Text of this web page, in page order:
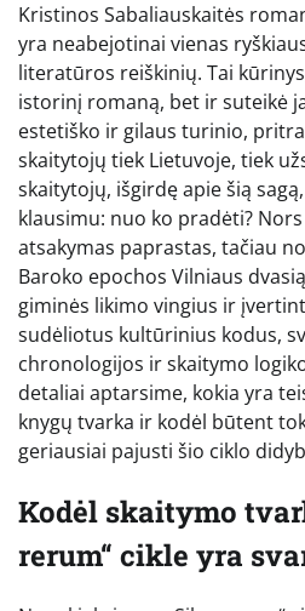
Kristinos Sabaliauskaitės
yra neabejotinai vienas
literatūros reiškinių. Tai
istorinį romaną, bet ir suteikė
estetiško ir gilaus turinio,
skaitytojų tiek Lietuvoje, tiek
skaitytojų, išgirdę apie šią
klausimu: nuo ko pradėti?
atsakymas paprastas, tačiau
Baroko epochos Vilniaus
giminės likimo vingius ir
sudėliotus kultūrinius kodus,
chronologijos ir skaitymo
detaliai aptarsime, kokia yra
knygų tvarka ir kodėl būtent
geriausiai pajusti šio ciklo
Kodėl skaitymo
rerum“ cikle yra